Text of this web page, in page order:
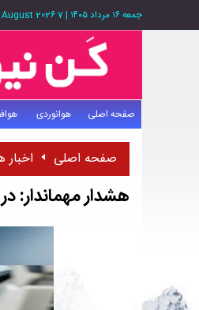
جمعه ۱۶ مرداد ۱۴۰۵ |
7 August 2026
صفحه اصلی هوانوردی
صفحه اصلی اخبار
هشدار مهماندار: